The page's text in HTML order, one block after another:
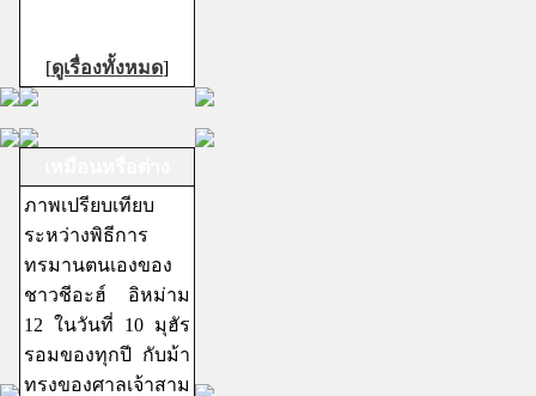
[ดูเรื่องทั้งหมด]
ภาพเปรียบเทียบ
ระหว่างพิธีการ
ทรมานตนเองของ
ชาวชีอะฮ์ อิหม่าม
12 ในวันที่ 10 มุฮัร
รอมของทุกปี กับม้า
ทรงของศาลเจ้าสาม